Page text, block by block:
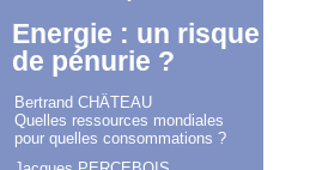
Energie : un risque
de pénurie ?
Bertrand CHÂTEAU
Quelles ressources mondiales
pour quelles consommations ?